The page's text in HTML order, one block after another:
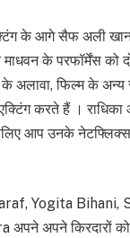
के आगे सैफ अली
के परफॉर्मेंस को
अलावा, फिल्म के अन्य
करते हैं ।
आप उनके नेटफ्लिक्स
Yogita Bihani,
अपने किरदारों को